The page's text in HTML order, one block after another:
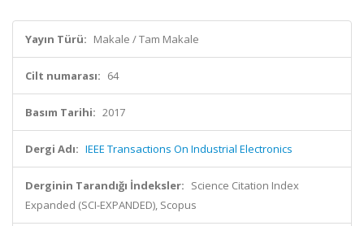
Yayın Türü: Makale / Tam Makale
Cilt numarası: 64
Basım Tarihi: 2017
Dergi Adı: IEEE Transactions On Industrial Electronics
Derginin Tarandığı İndeksler: Science Citation Index
Expanded (SCI-EXPANDED), Scopus